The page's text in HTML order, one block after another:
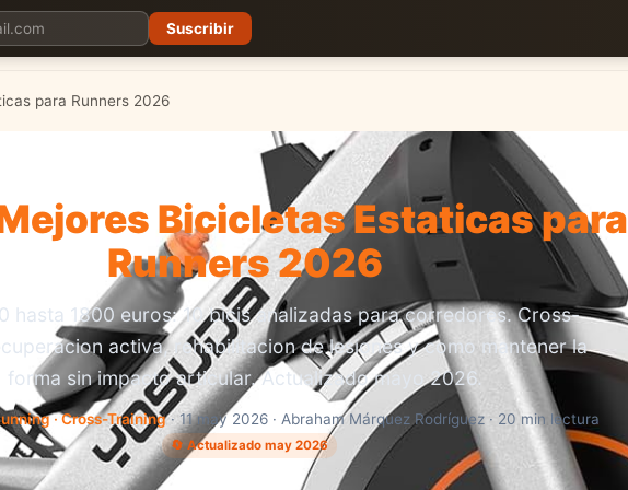
para Runners 2026
Bicicletas Estaticas para
Runners 2026
hasta 1800 euros: 10 bicis analizadas para corredores. Cross-
activa, rehabilitacion de lesiones y como mantener la
forma sin impacto articular. Actualizado mayo 2026.
· Cross-Training· 11 may 2026 · Abraham Márquez Rodríguez · 20 min lectura
🔄 Actualizado may 2026
Suscribir